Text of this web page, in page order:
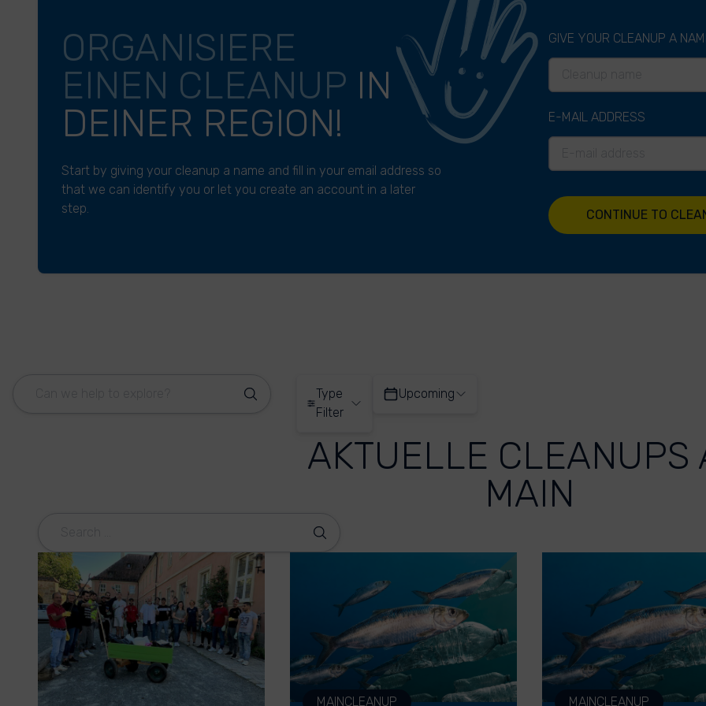
ORGANISIERE
EINEN CLEANUP IN
DEINER REGION!
Start by giving your cleanup a name and fill in your email address so
that we can identify you or let you create an account in a later
step.
GIVE YOUR CLEANUP A
E-MAIL ADDRESS
CONTINUE TO
Type
Filter
Upcoming
AKTUELLE CLEANUPS
MAIN
MAINCLEANUP MAINCLEANUP